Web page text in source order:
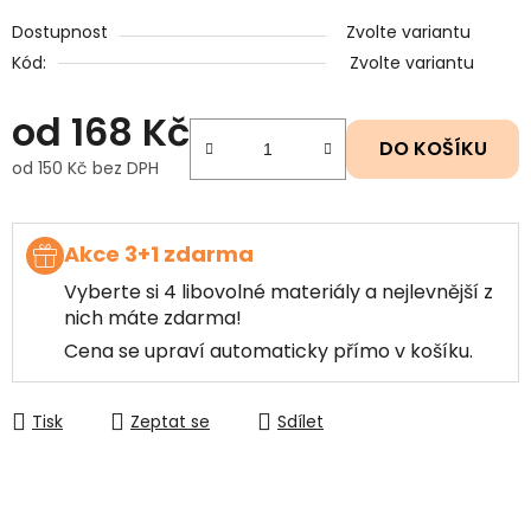
Dostupnost
Zvolte variantu
Kód:
Zvolte variantu
od 168 Kč
od 150 Kč bez DPH
DO KOŠÍKU
Akce 3+1 zdarma
Vyberte si 4 libovolné materiály a nejlevnější z
nich máte zdarma!
Cena se upraví automaticky přímo v košíku.
Tisk Zeptat se Sdílet